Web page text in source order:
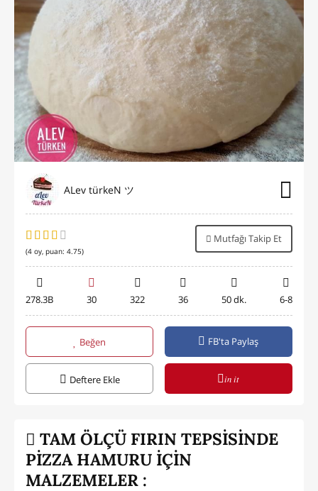
ALev türkeN ツ
(4 oy, puan: 4.75)
Mutfağı Takip Et
278.3B 30 322 36 50 dk. 6-8
Beğen FB'ta Paylaş
Deftere Ekle in it
TAM ÖLÇÜ FIRIN TEPSİSİNDE
PİZZA HAMURU İÇİN
MALZEMELER :